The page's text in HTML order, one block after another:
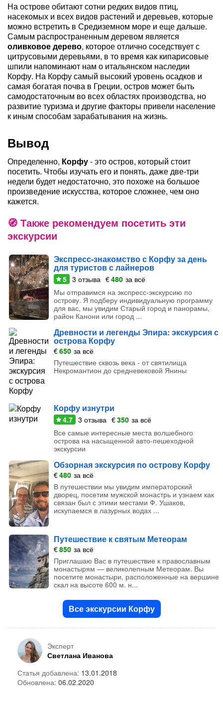
На острове обитают сотни редких видов птиц,
насекомых и всех видов растений и деревьев, которые
можно встретить в Средиземном море и еще дальше.
Самым распространенным деревом является
оливковое дерево, которое отлично соседствует с
цитрусовыми деревьями, в то время как кипарисовые
шпили напоминают нам о итальянском наследии
Корфу. На Корфу самый высокий уровень осадков и
самая богатая почва в Греции, остров может быть
самодостаточным во всех областях производства, но
развитие туризма и другие факторы привели население
к иным способам зарабатывания на жизнь.
Вывод
Определенно, Корфу- это остров, который стоит
посетить. Чтобы изучать его и понять, даже две-три
недели будет недостаточно, это похоже на большое
произведение искусства, которое сложнее, чем оно
кажется.
Также рекомендуем посетить эти
экскурсии
Экспресс-знакомство с Корфу за день
для туристов с лайнеров
5 3 отзыва €480 за всё
Мы отправимся на экспресс-экскурсию по
острову. Я подберу индивидуальную программу
для вас, мы увидим Старый город и панорамы,
район Канони или город ...
Древности и легенды Эпира: экскурсия с
острова Корфу
€650 за всё
Путешествие сквозь века - от святилища
Некромантион до средневековой Янины
Корфу изнутри
4.7 3 отзыва €350 за всё
Все самые интересные места волшебного
острова на насыщенной авто-пешеходной
экскурсии
Обзорная экскурсия по острову Корфу
€480 за всё
В путешествии мы увидим императорский
дворец, посетим мужской монастрь и узнаем как
связан был с этими местами Ф. Ушаков,
искупаемся в лазурных водах ...
Путешествие к святым Метеорам
€850 за всё
Приглашаю Вас в путешествие к православным
монастырям — великолепным Метеорам. Вы
посетите монастыри, расположенные на вершине
скал на высоте 600 м. н...
Все экскурсии Корфу
Эксперт
Светлана Иванова
Статья добавлена: 13.01.2018
Обновлена: 06.02.2020